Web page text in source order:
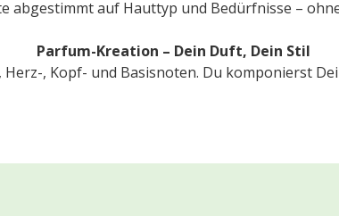
abgestimmt auf Hauttyp und Bedürfnisse –
Parfum-Kreation – Dein Duft, Dein Stil
, Kopf- und Basisnoten. Du komponierst